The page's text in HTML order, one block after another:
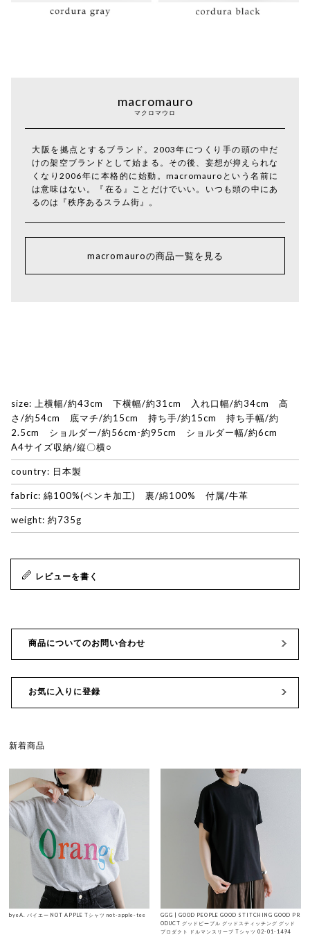
macromauro
マクロマウロ
大阪を拠点とするブランド。2003年につくり手の頭の中だ
けの架空ブランドとして始まる。その後、妄想が抑えられな
くなり2006年に本格的に始動。macromauroという名前に
は意味はない。『在る』ことだけでいい。いつも頭の中にあ
るのは『秩序あるスラム街』。
macromauroの商品一覧を見る
size: 上横幅/約43cm 下横幅/約31cm 入れ口幅/約34cm 高
さ/約54cm 底マチ/約15cm 持ち手/約15cm 持ち手幅/約
2.5cm ショルダー/約56cm-約95cm ショルダー幅/約6cm
A4サイズ収納/縦〇横○
country: 日本製
fabric: 綿100%(ペンキ加工) 裏/綿100% 付属/牛革
weight: 約735g
レビューを書く
商品についてのお問い合わせ
お気に入りに登録
新着商品
byeA. バイエー NOT APPLE Tシャツ not-apple-tee
GGG | GOOD PEOPLE GOOD STITCHING GOOD PR
ODUCT グッドピープル グッドスティッチング グッド
プロダクト ドルマンスリーブ Tシャツ 02-01-1494